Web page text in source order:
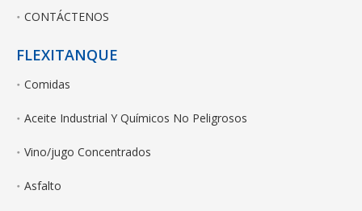
CONTÁCTENOS
FLEXITANQUE
Comidas
Aceite Industrial Y Químicos No Peligrosos
Vino/jugo Concentrados
Asfalto